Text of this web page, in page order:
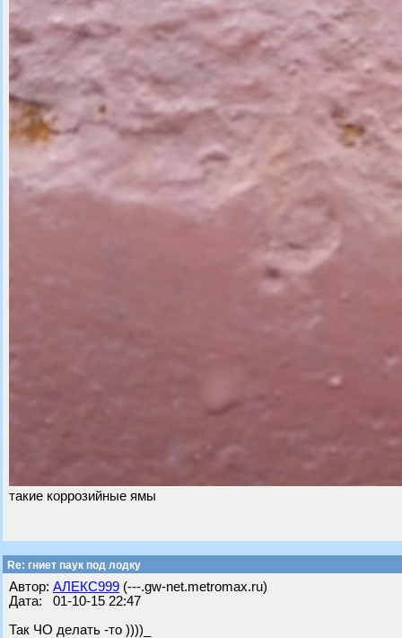
такие коррозийные ямы
Re: гниет паук под лодку
Автор: АЛЕКС999 (---.gw-net.metromax.ru)
Дата: 01-10-15 22:47
Так ЧО делать -то ))))_